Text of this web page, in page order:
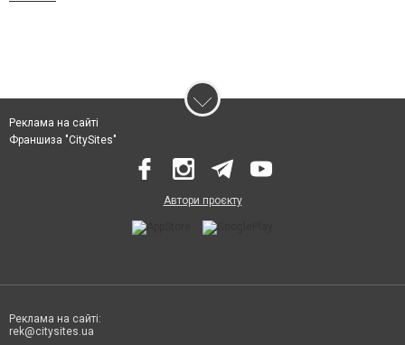
Реклама на сайті
Франшиза "CitySites"
Автори проєкту
Реклама на сайті:
rek@citysites.ua